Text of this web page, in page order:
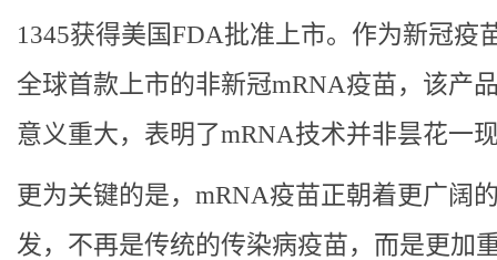
1345获得美国FDA批准上市。作为新冠疫
全球首款上市的非新冠mRNA疫苗，该产
意义重大，表明了mRNA技术并非昙花一
更为关键的是，mRNA疫苗正朝着更广阔
发，不再是传统的传染病疫苗，而是更加